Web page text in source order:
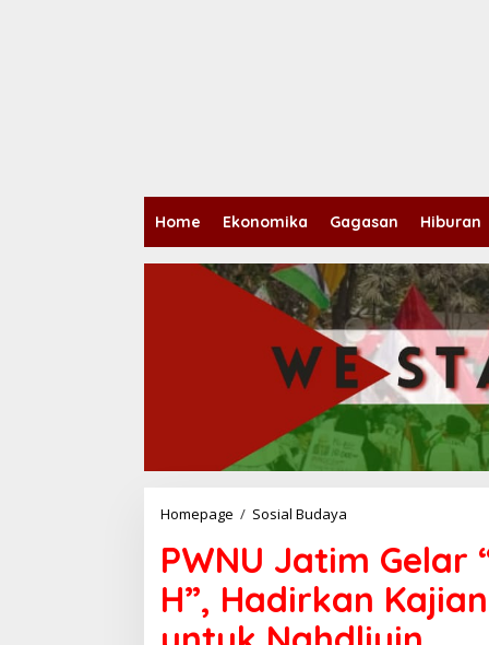
Home Ekonomika Gagasan Hiburan
Homepage / Sosial Budaya
N
U
J
a
t
PWNU Jatim Gelar
H”, Hadirkan